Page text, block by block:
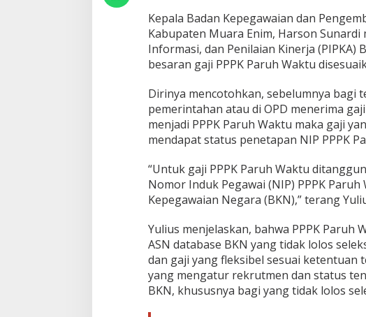
g
u
n
g
K
u
a
g
a
D
a
e
r
h
Kepala Badan Kepegawaian dan
Kabupaten Muara Enim, Harson Sunardi
Informasi, dan Penilaian Kinerja (PIPKA)
besaran gaji PPPK Paruh Waktu
Dirinya mencotohkan, sebelumnya bagi
pemerintahan atau di OPD menerima
menjadi PPPK Paruh Waktu maka gaji
mendapat status penetapan NIP PPPK
“Untuk gaji PPPK Paruh Waktu
Nomor Induk Pegawai (NIP) PPPK
Kepegawaian Negara (BKN),” terang
Yulius menjelaskan, bahwa PPPK
ASN database BKN yang tidak lolos
dan gaji yang fleksibel sesuai ketentuan
yang mengatur rekrutmen dan status
BKN, khususnya bagi yang tidak lolos